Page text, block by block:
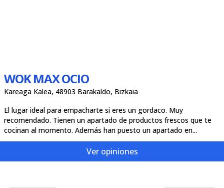
WOK MAX OCIO
Kareaga Kalea, 48903 Barakaldo, Bizkaia
El lugar ideal para empacharte si eres un gordaco. Muy
recomendado. Tienen un apartado de productos frescos que te
cocinan al momento. Además han puesto un apartado en...
Ver opiniones